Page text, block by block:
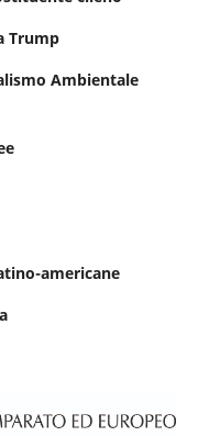
Trump
Ambientale
americane